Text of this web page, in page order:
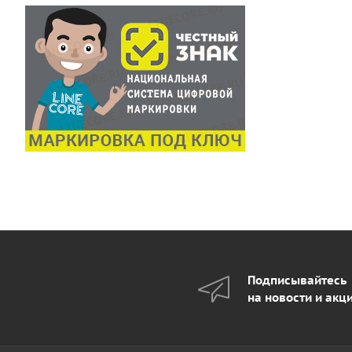
Подписывайтесь
на новости и